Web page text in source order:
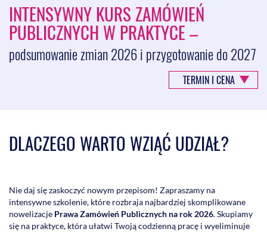
INTENSYWNY KURS ZAMÓWIEŃ
PUBLICZNYCH W PRAKTYCE –
podsumowanie zmian 2026 i przygotowanie do 2027
TERMIN I CENA
DLACZEGO WARTO WZIĄĆ UDZIAŁ?
Nie daj się zaskoczyć nowym przepisom! Zapraszamy na
intensywne szkolenie, które rozbraja najbardziej skomplikowane
nowelizacje Prawa Zamówień Publicznych na rok 2026. Skupiamy
się na praktyce, która ułatwi Twoją codzienną pracę i wyeliminuje